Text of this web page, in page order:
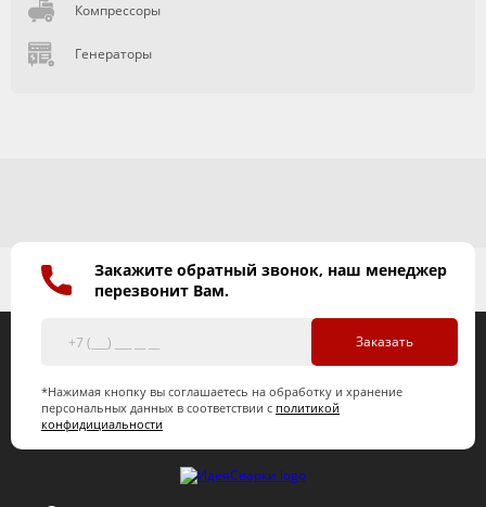
Компрессоры
Генераторы
Закажите обратный звонок, наш менеджер
перезвонит Вам.
Заказать
*Нажимая кнопку вы соглашаетесь на обработку и хранение
персональных данных в соответствии с политикой
конфидициальности